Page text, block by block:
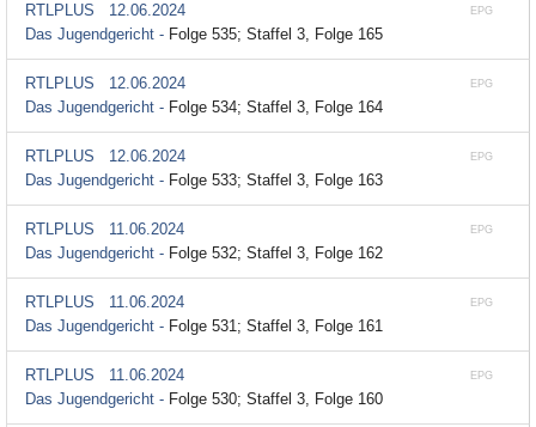
EPG
RTLPLUS
12.06.2024
Das Jugendgericht - Folge 535; Staffel 3, Folge 165
EPG
RTLPLUS
12.06.2024
Das Jugendgericht - Folge 534; Staffel 3, Folge 164
EPG
RTLPLUS
12.06.2024
Das Jugendgericht - Folge 533; Staffel 3, Folge 163
EPG
RTLPLUS
11.06.2024
Das Jugendgericht - Folge 532; Staffel 3, Folge 162
EPG
RTLPLUS
11.06.2024
Das Jugendgericht - Folge 531; Staffel 3, Folge 161
EPG
RTLPLUS
11.06.2024
Das Jugendgericht - Folge 530; Staffel 3, Folge 160